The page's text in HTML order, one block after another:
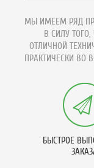
МЫ ИМЕЕМ РЯД
В СИЛУ
ОТЛИЧНОЙ
ПРАКТИЧЕСКИ ВО
БЫСТРОЕ